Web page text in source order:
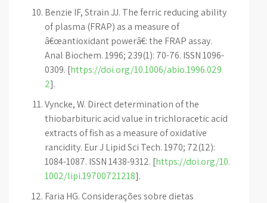
Benzie IF, Strain JJ. The ferric reducing ability
of plasma (FRAP) as a measure of
â€œantioxidant powerâ€: the FRAP assay.
Anal Biochem. 1996; 239(1): 70-76. ISSN 1096-
0309. [https://doi.org/10.1006/abio.1996.029
2].
Vyncke, W. Direct determination of the
thiobarbituric acid value in trichloracetic acid
extracts of fish as a measure of oxidative
rancidity. Eur J Lipid Sci Tech. 1970; 72(12):
1084-1087. ISSN 1438-9312. [https://doi.org/10.
1002/lipi.19700721218].
Faria HG. Considerações sobre dietas